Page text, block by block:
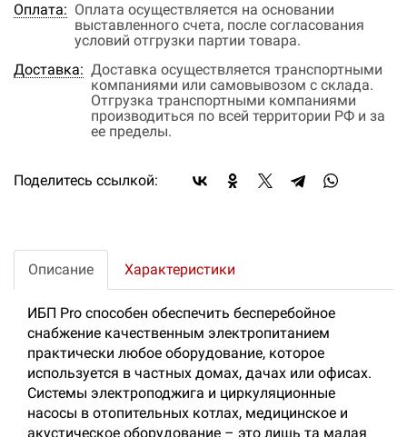
Оплата: Оплата осуществляется на основании
выставленного счета, после согласования
условий отгрузки партии товара.
Доставка: Доставка осуществляется транспортными
компаниями или самовывозом с склада.
Отгрузка транспортными компаниями
производиться по всей территории РФ и за
ее пределы.
Поделитесь ссылкой:
Описание Характеристики
ИБП Pro способен обеспечить бесперебойное
снабжение качественным электропитанием
практически любое оборудование, которое
используется в частных домах, дачах или офисах.
Системы электроподжига и циркуляционные
насосы в отопительных котлах, медицинское и
акустическое оборудование – это лишь та малая